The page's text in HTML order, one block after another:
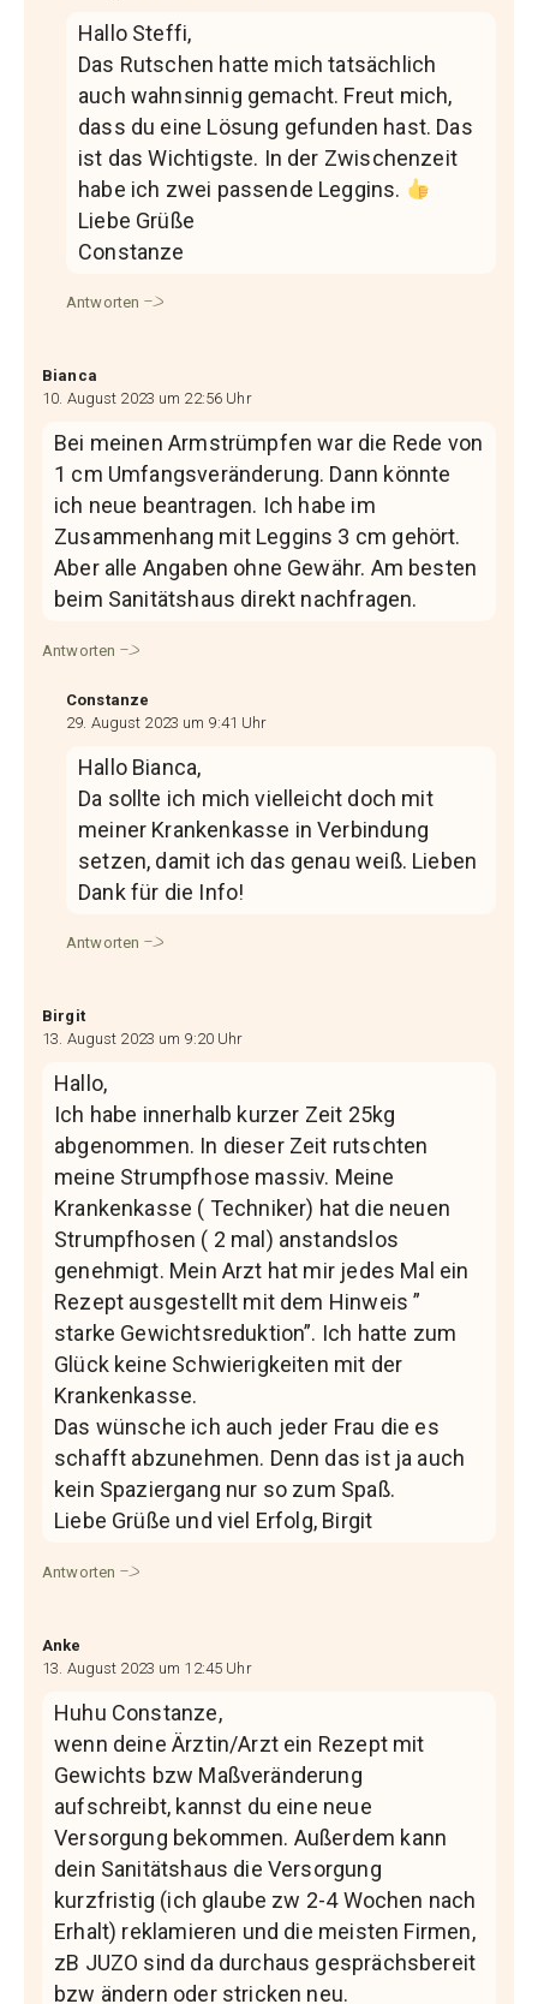
Hallo Steffi,
Das Rutschen hatte mich tatsächlich
auch wahnsinnig gemacht. Freut mich,
dass du eine Lösung gefunden hast. Das
ist das Wichtigste. In der Zwischenzeit
habe ich zwei passende Leggins.
Liebe Grüße
Constanze
Antworten
Bianca
10. August 2023 um 22:56 Uhr
Bei meinen Armstrümpfen war die Rede von
1 cm Umfangsveränderung. Dann könnte
ich neue beantragen. Ich habe im
Zusammenhang mit Leggins 3 cm gehört.
Aber alle Angaben ohne Gewähr. Am besten
beim Sanitätshaus direkt nachfragen.
Antworten
Constanze
29. August 2023 um 9:41 Uhr
Hallo Bianca,
Da sollte ich mich vielleicht doch mit
meiner Krankenkasse in Verbindung
setzen, damit ich das genau weiß. Lieben
Dank für die Info!
Antworten
Birgit
13. August 2023 um 9:20 Uhr
Hallo,
Ich habe innerhalb kurzer Zeit 25kg
abgenommen. In dieser Zeit rutschten
meine Strumpfhose massiv. Meine
Krankenkasse ( Techniker) hat die neuen
Strumpfhosen ( 2 mal) anstandslos
genehmigt. Mein Arzt hat mir jedes Mal ein
Rezept ausgestellt mit dem Hinweis ”
starke Gewichtsreduktion”. Ich hatte zum
Glück keine Schwierigkeiten mit der
Krankenkasse.
Das wünsche ich auch jeder Frau die es
schafft abzunehmen. Denn das ist ja auch
kein Spaziergang nur so zum Spaß.
Liebe Grüße und viel Erfolg, Birgit
Antworten
Anke
13. August 2023 um 12:45 Uhr
Huhu Constanze,
wenn deine Ärztin/Arzt ein Rezept mit
Gewichts bzw Maßveränderung
aufschreibt, kannst du eine neue
Versorgung bekommen. Außerdem kann
dein Sanitätshaus die Versorgung
kurzfristig (ich glaube zw 2-4 Wochen nach
Erhalt) reklamieren und die meisten Firmen,
zB JUZO sind da durchaus gesprächsbereit
bzw ändern oder stricken neu.